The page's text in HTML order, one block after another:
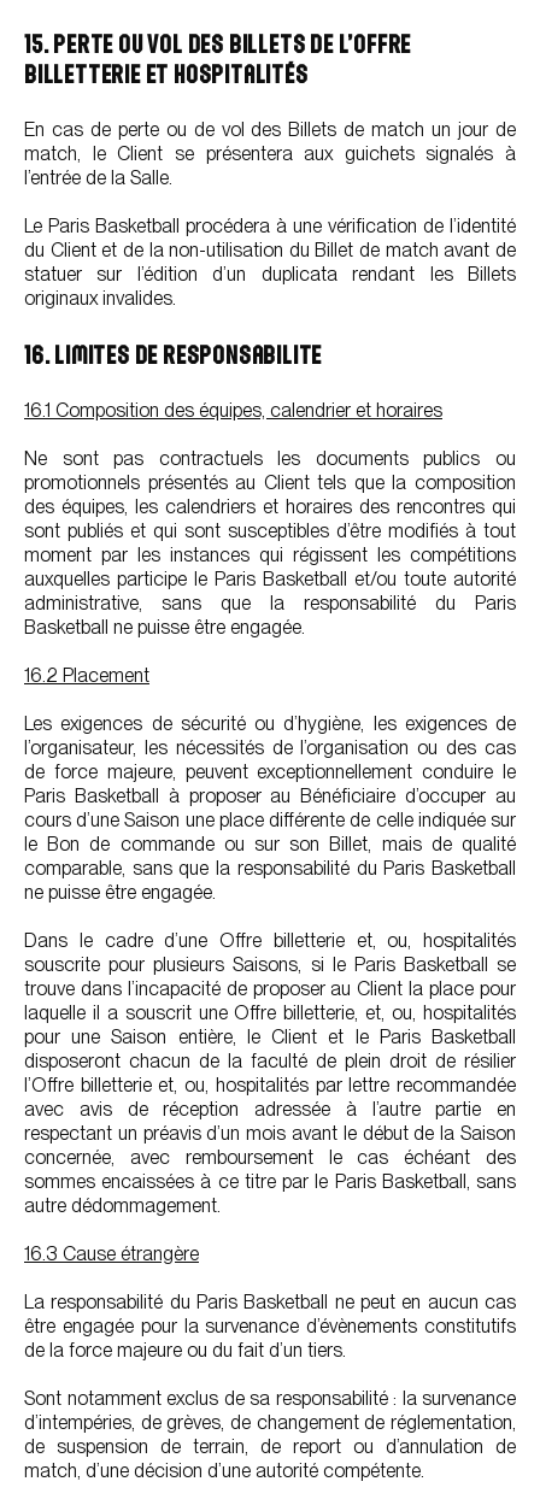
15. PERTE OU VOL DES BILLETS DE L’OFFRE
BILLETTERIE ET HOSPITALITÉS
En cas de perte ou de vol des Billets de match un jour de
match, le Client se présentera aux guichets signalés à
l’entrée de la Salle.
Le Paris Basketball procédera à une vérification de l’identité
du Client et de la non-utilisation du Billet de match avant de
statuer sur l’édition d’un duplicata rendant les Billets
originaux invalides.
16. LIMITES DE RESPONSABILITE
16.1 Composition des équipes, calendrier et horaires
Ne sont pas contractuels les documents publics ou
promotionnels présentés au Client tels que la composition
des équipes, les calendriers et horaires des rencontres qui
sont publiés et qui sont susceptibles d’être modifiés à tout
moment par les instances qui régissent les compétitions
auxquelles participe le Paris Basketball et/ou toute autorité
administrative, sans que la responsabilité du Paris
Basketball ne puisse être engagée.
16.2 Placement
Les exigences de sécurité ou d’hygiène, les exigences de
l’organisateur, les nécessités de l’organisation ou des cas
de force majeure, peuvent exceptionnellement conduire le
Paris Basketball à proposer au Bénéficiaire d’occuper au
cours d’une Saison une place différente de celle indiquée sur
le Bon de commande ou sur son Billet, mais de qualité
comparable, sans que la responsabilité du Paris Basketball
ne puisse être engagée.
Dans le cadre d’une Offre billetterie et, ou, hospitalités
souscrite pour plusieurs Saisons, si le Paris Basketball se
trouve dans l’incapacité de proposer au Client la place pour
laquelle il a souscrit une Offre billetterie, et, ou, hospitalités
pour une Saison entière, le Client et le Paris Basketball
disposeront chacun de la faculté de plein droit de résilier
l’Offre billetterie et, ou, hospitalités par lettre recommandée
avec avis de réception adressée à l’autre partie en
respectant un préavis d’un mois avant le début de la Saison
concernée, avec remboursement le cas échéant des
sommes encaissées à ce titre par le Paris Basketball, sans
autre dédommagement.
16.3 Cause étrangère
La responsabilité du Paris Basketball ne peut en aucun cas
être engagée pour la survenance d’évènements constitutifs
de la force majeure ou du fait d’un tiers.
Sont notamment exclus de sa responsabilité : la survenance
d’intempéries, de grèves, de changement de réglementation,
de suspension de terrain, de report ou d’annulation de
match, d’une décision d’une autorité compétente.